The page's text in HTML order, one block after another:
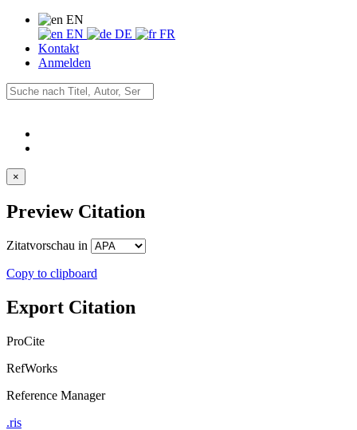
EN
EN
DE
FR
Kontakt
Anmelden
×
Preview Citation
Zitatvorschau in
Copy to clipboard
Export Citation
ProCite
RefWorks
Reference Manager
.ris